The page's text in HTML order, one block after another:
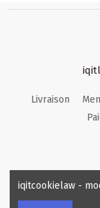
Livraison
iqitcookielaw -